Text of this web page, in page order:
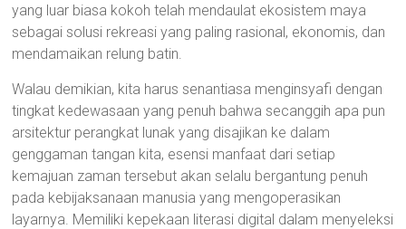
yang luar biasa kokoh telah mendaulat ekosistem maya
sebagai solusi rekreasi yang paling rasional, ekonomis, dan
mendamaikan relung batin.
Walau demikian, kita harus senantiasa menginsyafi dengan
tingkat kedewasaan yang penuh bahwa secanggih apa pun
arsitektur perangkat lunak yang disajikan ke dalam
genggaman tangan kita, esensi manfaat dari setiap
kemajuan zaman tersebut akan selalu bergantung penuh
pada kebijaksanaan manusia yang mengoperasikan
layarnya. Memiliki kepekaan literasi digital dalam menyeleksi